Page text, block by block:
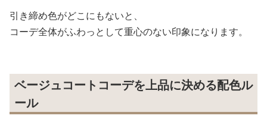
引き締め色がどこにもないと、
コーデ全体がふわっとして重心のない印象になります。
ベージュコートコーデを上品に決める配色ル
ール